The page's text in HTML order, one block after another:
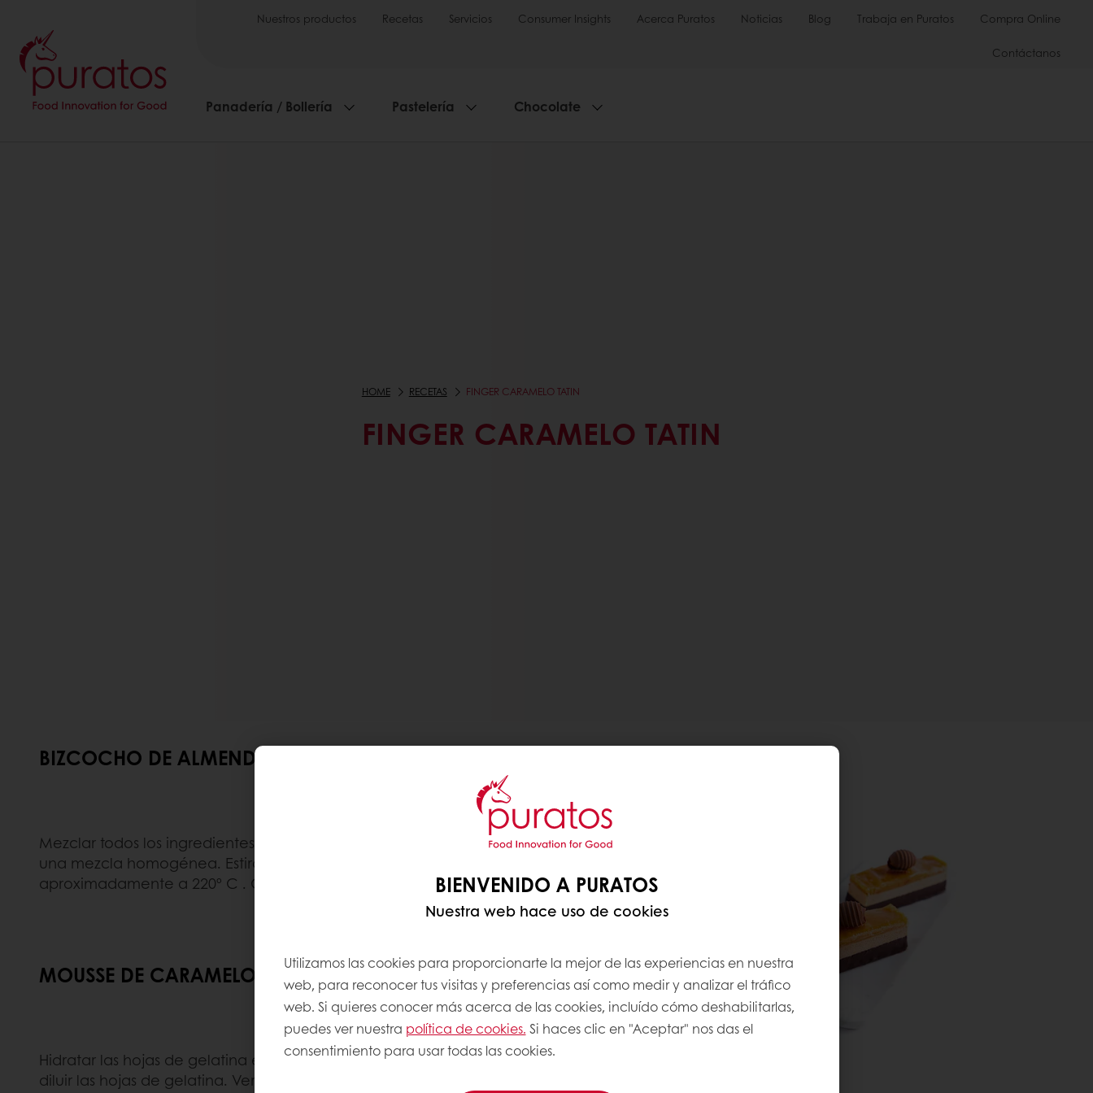
Nuestros productos Recetas Servicios Consumer Insights Acerca Puratos Noticias Blog Trabaja en Puratos Compra Online
Contáctanos
Panadería / Bollería Pastelería Chocolate
HOME RECETAS FINGER CARAMELO TATIN
FINGER CARAMELO TATIN
BIZCOCHO DE ALMENDRA
Mezclar todos los ingredientes en la batidora con accesorio pala hasta obtener
una mezcla homogénea. Estirar planchas de 5mm y hornear 8 minutos
aproximadamente a 220º C . Cortar a la medida del molde.
MOUSSE DE CARAMELO Y GIANDUJA
Hidratar las hojas de gelatina en agua fría. HervirNata UHT 35% MG Puratos
diluir las hojas de gelatina. Verter sobre
BIENVENIDO A PURATOS
Nuestra web hace uso de cookies
Utilizamos las cookies para proporcionarte la mejor de las experiencias en nuestra
web, para reconocer tus visitas y preferencias así como medir y analizar el tráfico
web. Si quieres conocer más acerca de las cookies, incluído cómo deshabilitarlas,
puedes ver nuestra política de cookies. Si haces clic en "Aceptar" nos das el
consentimiento para usar todas las cookies.